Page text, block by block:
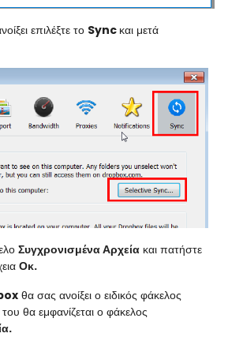
επιλέξτε το Sync και μετά
Συγχρονισμένα Αρχεία και πατήστε
Οκ.
θα σας ανοίξει ο ειδικός φάκελος
θα εμφανίζεται ο φάκελος